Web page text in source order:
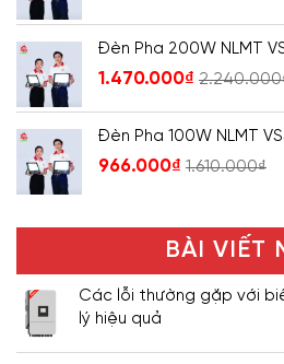
Đèn Pha 200W NLMT
1.470.000₫ 2.240.000
Đèn Pha 100W NLMT
966.000₫ 1.610.000₫
BÀI VIẾT
Các lỗi thường gặp với
lý hiệu quả